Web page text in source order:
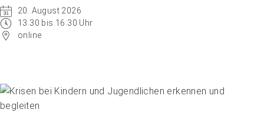
20. August 2026
13.30 bis 16.30 Uhr
online